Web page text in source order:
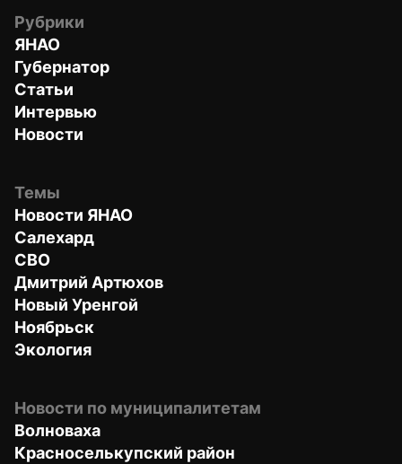
Рубрики
ЯНАО
Губернатор
Статьи
Интервью
Новости
Темы
Новости ЯНАО
Салехард
СВО
Дмитрий Артюхов
Новый Уренгой
Ноябрьск
Экология
Новости по муниципалитетам
Волноваха
Красноселькупский район